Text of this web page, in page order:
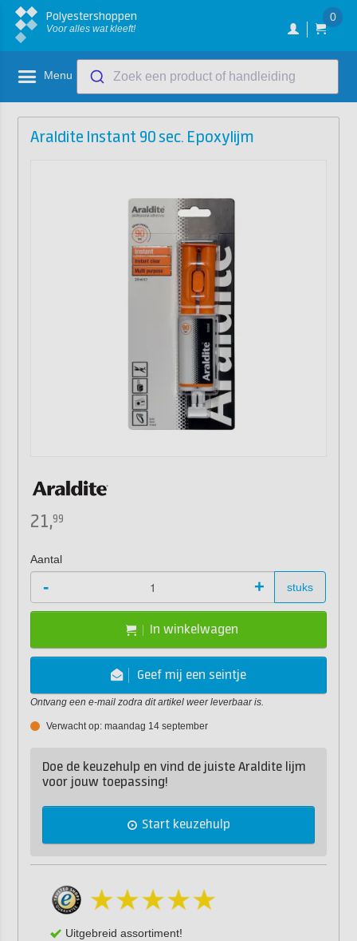
Polyestershoppen
Voor alles wat kleeft!
0
Menu Zoek een product of handleiding
Araldite Instant 90 sec. Epoxylijm
21,99
Aantal
- + stuks
In winkelwagen
Geef mij een seintje
Ontvang een e-mail zodra dit artikel weer leverbaar is.
Verwacht op: maandag 14 september
Doe de keuzehulp en vind de juiste Araldite lijm
voor jouw toepassing!
Start keuzehulp
Uitgebreid assortiment!